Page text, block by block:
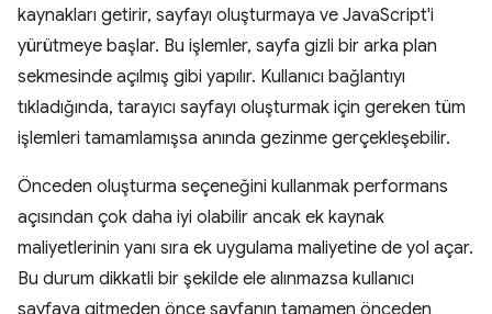
kaynakları getirir, sayfayı oluşturmaya ve JavaScript'i
yürütmeye başlar. Bu işlemler, sayfa gizli bir arka plan
sekmesinde açılmış gibi yapılır. Kullanıcı bağlantıyı
tıkladığında, tarayıcı sayfayı oluşturmak için gereken tüm
işlemleri tamamlamışsa anında gezinme gerçekleşebilir.
Önceden oluşturma seçeneğini kullanmak performans
açısından çok daha iyi olabilir ancak ek kaynak
maliyetlerinin yanı sıra ek uygulama maliyetine de yol açar.
Bu durum dikkatli bir şekilde ele alınmazsa kullanıcı
sayfaya gitmeden önce sayfanın tamamen önceden